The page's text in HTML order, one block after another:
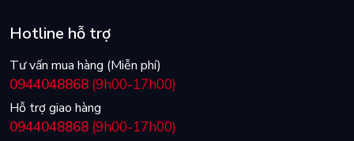
Hotline hỗ trợ
Tư vấn mua hàng (Miễn phí)
0944048868 (9h00-17h00)
Hỗ trợ giao hàng
0944048868 (9h00-17h00)